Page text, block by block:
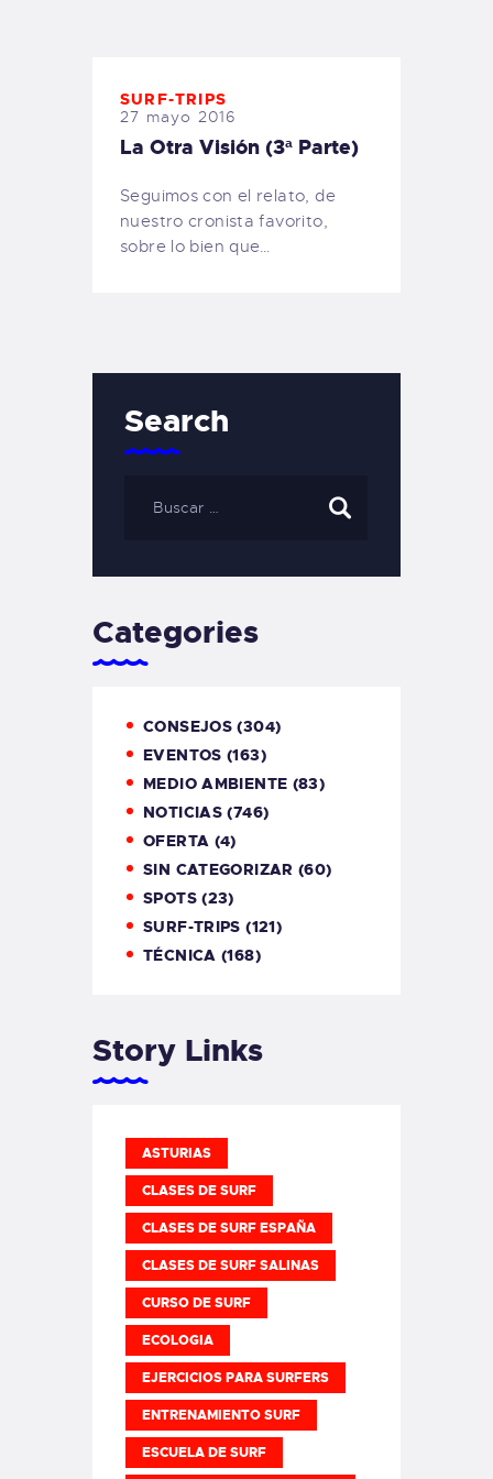
SURF-TRIPS
27 mayo 2016
La Otra Visión (3ª Parte)
Seguimos con el relato, de
nuestro cronista favorito,
sobre lo bien que…
Search
Categories
CONSEJOS (304)
EVENTOS (163)
MEDIO AMBIENTE (83)
NOTICIAS (746)
OFERTA (4)
SIN CATEGORIZAR (60)
SPOTS(23)
SURF-TRIPS (121)
TÉCNICA (168)
Story Links
ASTURIAS
CLASES DE SURF
CLASES DE SURF ESPAÑA
CLASES DE SURF SALINAS
CURSO DE SURF
ECOLOGIA
EJERCICIOS PARA SURFERS
ENTRENAMIENTO SURF
ESCUELA DE SURF